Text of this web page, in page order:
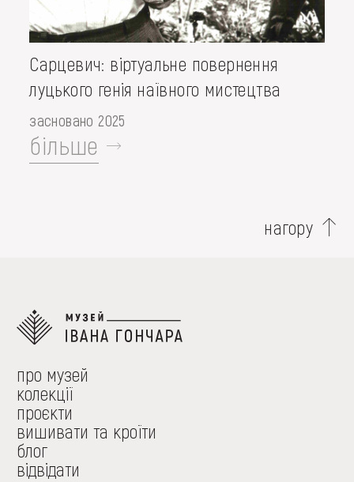
Сарцевич: віртуальне повернення
луцького генія наївного мистецтва
засновано 2025
більше
нагору
про музей
колекції
проєкти
вишивати та кроїти
блог
відвідати